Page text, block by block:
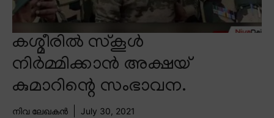
കശ്മീരിൽ സ്കൂൾ
നിർമ്മിക്കാൻ അക്ഷയ്
കുമാറിന്റെ സംഭാവന.
നിവ ലേഖകൻ July 30, 2021